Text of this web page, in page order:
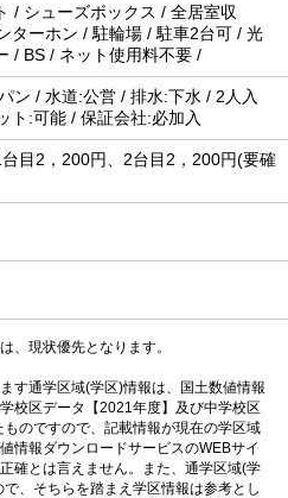
/ シューズボックス / 全居室収
ターホン / 駐輪場 / 駐車2台可 / 光
/ BS / ネット使用料不要 /
ン / 水道:公営 / 排水:下水 / 2人入
ト:可能 / 保証会社:必加入
目2，200円、2台目2，200円(要確
、現状優先となります。
す通学区域(学区)情報は、国土数値情報
校区データ【2021年度】及び中学校区
のですので、記載情報が現在の学区域
情報ダウンロードサービスのWEBサイ
確とは言えません。また、通学区域(学
、そちらを踏まえ学区情報は参考とし